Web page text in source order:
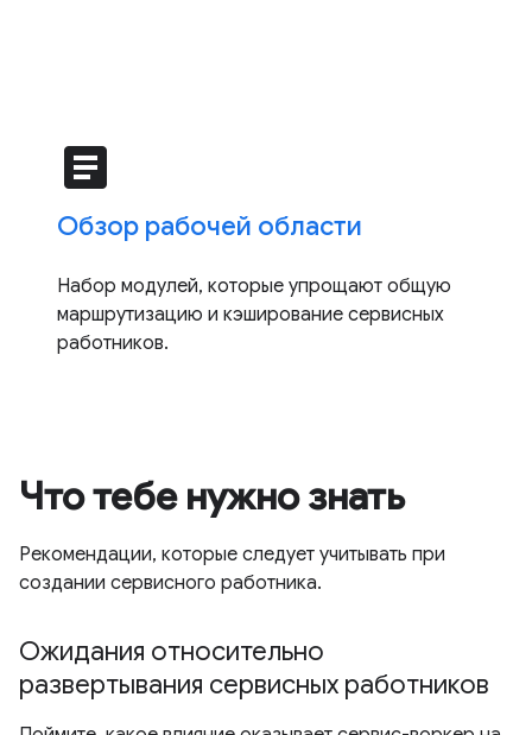
article
Обзор рабочей области
Набор модулей, которые упрощают общую
маршрутизацию и кэширование сервисных
работников.
Что тебе нужно знать
Рекомендации, которые следует учитывать при
создании сервисного работника.
Ожидания относительно
развертывания сервисных работников